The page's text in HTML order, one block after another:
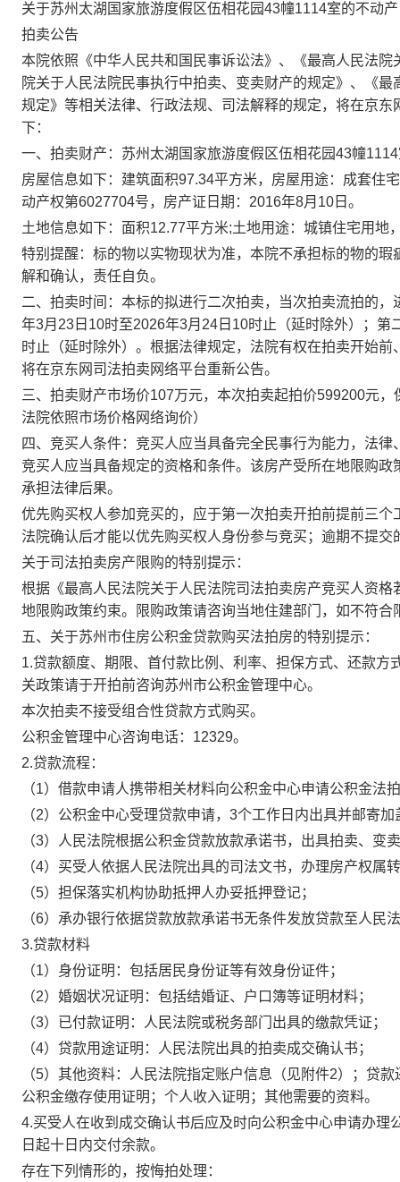
关于苏州太湖国家旅游度假区伍相花园43幢1114室的不动产
拍卖公告
本院依照《中华人民共和国民事诉讼法》、《最高人民法
院关于人民法院民事执行中拍卖、变卖财产的规定》、《
规定》等相关法律、行政法规、司法解释的规定，将在京
下：
一、拍卖财产：苏州太湖国家旅游度假区伍相花园43幢
房屋信息如下：建筑面积97.34平方米， 房屋用途：成套住
动产权第6027704号，房产证日期： 2016年8月 10 日。
土地信息如下：面积12.77平方米;土地用途： 城镇住宅用地
特别提醒： 标的物以实物现状为准，本院不承担标的物的
解和确认，责任自负。
二、拍卖时间：本标的拟进行二次拍卖，当次拍卖流拍的
年3月 23 日 10时至2026年3月 24 日 10时止（延时除外）；第
时止（延时除外）。 根据法律规定，法院有权在拍卖开始
将在京东网司法拍卖网络平台重新公告。
三、拍卖财产市场价107万元，本次拍卖起拍价599200元，
法院依照市场价格网络询价）
四、竞买人条件：竞买人应当具备完全民事行为能力，法
竞买人应当具备规定的资格和条件。 该房产受所在地限购政
承担法律后果。
优先购买权人参加竞买的，应于第一次拍卖开拍前提前三
法院确认后才能以优先购买权人身份参与竞买；逾期不提
关于司法拍卖房产限购的特别提示：
根据《最高人民法院关于人民法院司法拍卖房产竞买人资
地限购政策约束。
限购政策请咨询当地住建部门，如不符
五、关于苏州市住房公积金贷款购买法拍房的特别提示：
1.贷款额度、期限、首付款比例、利率、担保方式、还款
关政策请于开拍前咨询苏州市公积金管理中心。
本次拍卖不接受组合性贷款方式购买。
公积金管理中心咨询电话： 12329。
2.贷款流程：
（1）借款申请人携带相关材料向公积金中心申请公积金法
（2）公积金中心受理贷款申请，3个工作日内出具并邮寄
（3）人民法院根据公积金贷款放款承诺书，出具拍卖、变
（4）买受人依据人民法院出具的司法文书，办理房产权属
（5）担保落实机构协助抵押人办妥抵押登记；
（6）承办银行依据贷款放款承诺书无条件发放贷款至人民
3.贷款材料
（1）身份证明：包括居民身份证等有效身份证件；
（2）婚姻状况证明：包括结婚证、户口簿等证明材料；
（3）已付款证明：人民法院或税务部门出具的缴款凭证；
（4）贷款用途证明：人民法院出具的拍卖成交确认书；
（5）其他资料：人民法院指定账户信息（见附件2）；贷
公积金缴存使用证明；个人收入证明；其他需要的资料。
4.买受人在收到成交确认书后应及时向公积金中心申请办
日起十日内交付余款。
存在下列情形的，按悔拍处理：